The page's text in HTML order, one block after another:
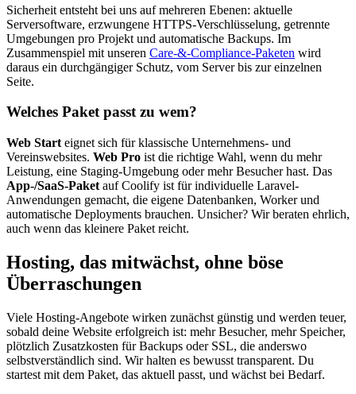
Sicherheit entsteht bei uns auf mehreren Ebenen: aktuelle
Serversoftware, erzwungene HTTPS-Verschlüsselung, getrennte
Umgebungen pro Projekt und automatische Backups. Im
Zusammenspiel mit unseren Care-&-Compliance-Paketen wird
daraus ein durchgängiger Schutz, vom Server bis zur einzelnen
Seite.
Welches Paket passt zu wem?
Web Start eignet sich für klassische Unternehmens- und
Vereinswebsites. Web Pro ist die richtige Wahl, wenn du mehr
Leistung, eine Staging-Umgebung oder mehr Besucher hast. Das
App-/SaaS-Paket auf Coolify ist für individuelle Laravel-
Anwendungen gemacht, die eigene Datenbanken, Worker und
automatische Deployments brauchen. Unsicher? Wir beraten ehrlich,
auch wenn das kleinere Paket reicht.
Hosting, das mitwächst, ohne böse
Überraschungen
Viele Hosting-Angebote wirken zunächst günstig und werden teuer,
sobald deine Website erfolgreich ist: mehr Besucher, mehr Speicher,
plötzlich Zusatzkosten für Backups oder SSL, die anderswo
selbstverständlich sind. Wir halten es bewusst transparent. Du
startest mit dem Paket, das aktuell passt, und wächst bei Bedarf.